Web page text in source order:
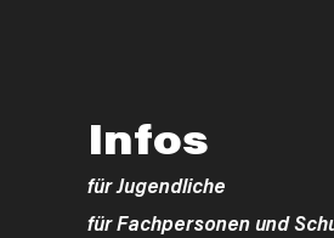
Infos
für Jugendliche
für Fachpersonen und